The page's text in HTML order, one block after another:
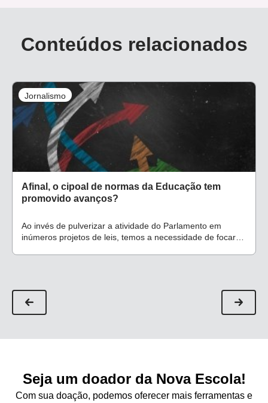
Conteúdos relacionados
Jornalismo
Afinal, o cipoal de normas da Educação tem
promovido avanços?
Ao invés de pulverizar a atividade do Parlamento em
inúmeros projetos de leis, temos a necessidade de focar
Seja um doador da Nova Escola!
Com sua doação, podemos oferecer mais ferramentas e